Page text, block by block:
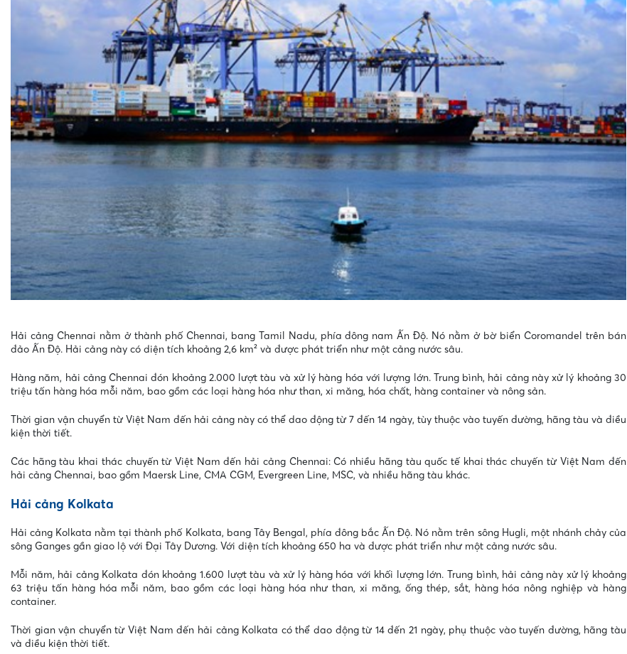
Hải cảng Chennai nằm ở thành phố Chennai, bang Tamil Nadu, phía đông nam Ấn Độ. Nó nằm ở bờ biển Coromandel trên bán
đảo Ấn Độ. Hải cảng này có diện tích khoảng 2,6 km² và được phát triển như một cảng nước sâu.
Hàng năm, hải cảng Chennai đón khoảng 2.000 lượt tàu và xử lý hàng hóa với lượng lớn. Trung bình, hải cảng này xử lý khoảng 30
triệu tấn hàng hóa mỗi năm, bao gồm các loại hàng hóa như than, xi măng, hóa chất, hàng container và nông sản.
Thời gian vận chuyển từ Việt Nam đến hải cảng này có thể dao động từ 7 đến 14 ngày, tùy thuộc vào tuyến đường, hãng tàu và điều
kiện thời tiết.
Các hãng tàu khai thác chuyến từ Việt Nam đến hải cảng Chennai: Có nhiều hãng tàu quốc tế khai thác chuyến từ Việt Nam đến
hải cảng Chennai, bao gồm Maersk Line, CMA CGM, Evergreen Line, MSC, và nhiều hãng tàu khác.
Hải cảng Kolkata
Hải cảng Kolkata nằm tại thành phố Kolkata, bang Tây Bengal, phía đông bắc Ấn Độ. Nó nằm trên sông Hugli, một nhánh chảy của
sông Ganges gần giao lộ với Đại Tây Dương. Với diện tích khoảng 650 ha và được phát triển như một cảng nước sâu.
Mỗi năm, hải cảng Kolkata đón khoảng 1.600 lượt tàu và xử lý hàng hóa với khối lượng lớn. Trung bình, hải cảng này xử lý khoảng
63 triệu tấn hàng hóa mỗi năm, bao gồm các loại hàng hóa như than, xi măng, ống thép, sắt, hàng hóa nông nghiệp và hàng
container.
Thời gian vận chuyển từ Việt Nam đến hải cảng Kolkata có thể dao động từ 14 đến 21 ngày, phụ thuộc vào tuyến đường, hãng tàu
và điều kiện thời tiết.